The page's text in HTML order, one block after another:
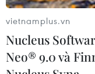
vietnamplus.vn
Nucleus
Neo® 9.0 và